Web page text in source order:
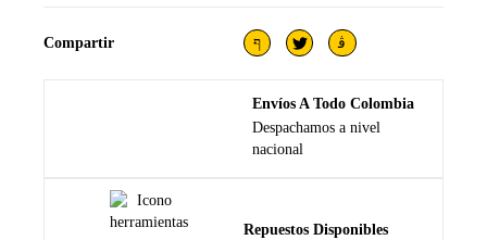
Compartir
Envíos A Todo Colombia
Despachamos a nivel
nacional
Repuestos Disponibles